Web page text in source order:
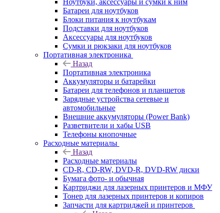
Ноутбуки, аксессуары и сумки к ним
Батареи для ноутбуков
Блоки питания к ноутбукам
Подставки для ноутбуков
Аксессуары для ноутбуков
Сумки и рюкзаки для ноутбуков
Портативная электроника
Назад
Портативная электроника
Аккумуляторы и батарейки
Батареи для телефонов и планшетов
Зарядные устройства сетевые и
автомобильные
Внешние аккумуляторы (Power Bank)
Разветвители и хабы USB
Телефоны кнопочные
Расходные материалы
Назад
Расходные материалы
CD-R, CD-RW, DVD-R, DVD-RW диски
Бумага фото- и обычная
Картриджи для лазерных принтеров и МФУ
Тонер для лазерных принтеров и копиров
Запчасти для картриджей и принтеров